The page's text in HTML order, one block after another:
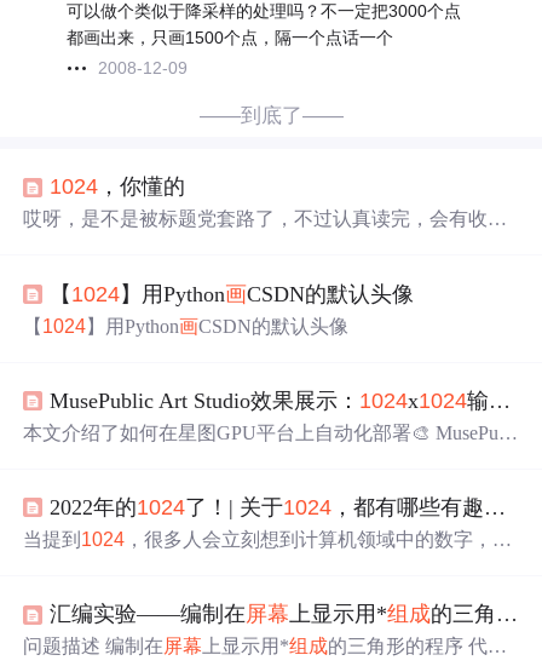
可以做个类似于降采样的处理吗？不一定把3000个点
都画出来，只画1500个点，隔一个点话一个
2008-12-09
——到底了——
1024 ，你懂的
哎呀，是不是被标题党套路了，不过认真读完，会有收获
准备跟大家科普一下1024。各位老司机们看看就好，千万
不要开车.......1024的起源。 经小拾君向诸多老司机求证，
防...
【 1024】用Python画CSDN的默认头像
【 1024】用Python画CSDN的默认头像
MusePublic Art Studio效果展示： 1024x1024输出在iPad Pro ProMotion
本文介绍了如何在星图GPU平台上自动化部署🎨 MusePubli
n屏幕上呈现动态细节与真实质感，典型应用于插画 师角色
立绘设计、品牌情绪板制作及概念草图快速迭代等专业视
2022年的1024了！| 关于1024 ，都有哪些有趣的事儿？——
当提到 1024 ，很多人会立刻想到计算机领域中的数字，其
乐！汇编实验——编制在屏幕上显示用*组成的三角形的程序（带详细注释）
问题描述 编制在屏幕 上显示用*组成的三角形的程序 代码